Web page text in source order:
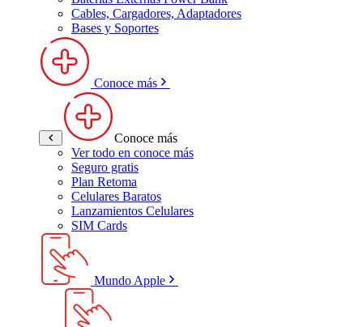
Cables, Cargadores, Adaptadores
Bases y Soportes
Conoce más
Conoce más
Ver todo en conoce más
Seguro gratis
Plan Retoma
Celulares Baratos
Lanzamientos Celulares
SIM Cards
Mundo Apple